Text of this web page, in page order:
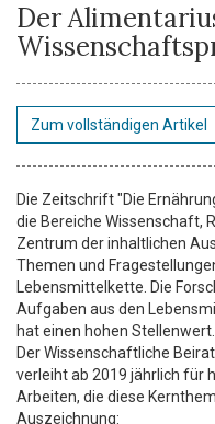
Der
Zum vollständigen Artikel
Die Zeitschrift "Die
die Bereiche Wissenschaft,
Zentrum der inhaltlichen
Themen und
Lebensmittelkette. Die
Aufgaben aus den
hat einen hohen Stellenwert.
Der Wissenschaftliche
verleiht ab 2019 jährlich für
Arbeiten, die diese
Auszeichnung: